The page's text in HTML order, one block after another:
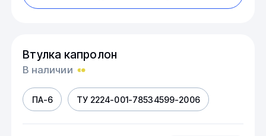
Втулка капролон
В наличии
ПА-6 ТУ 2224-001-78534599-2006